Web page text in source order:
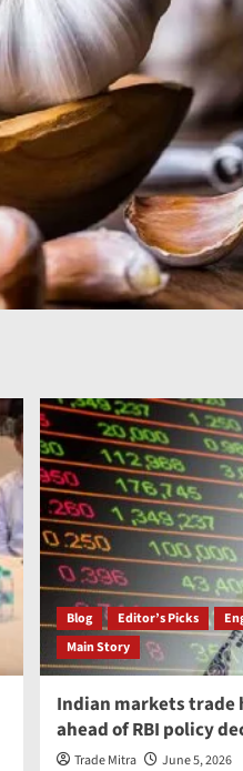
Blog Editor’s Picks
Main Story
Indian markets trade
ahead of RBI policy
Trade Mitra June 5, 2026